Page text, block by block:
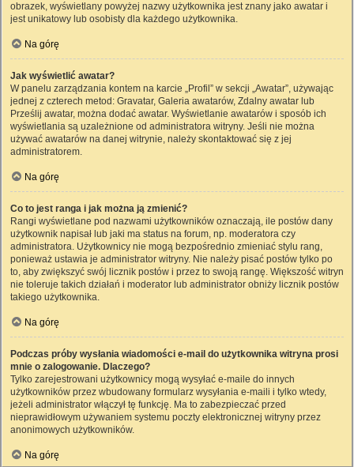
obrazek, wyświetlany powyżej nazwy użytkownika jest znany jako awatar i
jest unikatowy lub osobisty dla każdego użytkownika.
Na górę
Jak wyświetlić awatar?
W panelu zarządzania kontem na karcie „Profil” w sekcji „Awatar”, używając
jednej z czterech metod: Gravatar, Galeria awatarów, Zdalny awatar lub
Prześlij awatar, można dodać awatar. Wyświetlanie awatarów i sposób ich
wyświetlania są uzależnione od administratora witryny. Jeśli nie można
używać awatarów na danej witrynie, należy skontaktować się z jej
administratorem.
Na górę
Co to jest ranga i jak można ją zmienić?
Rangi wyświetlane pod nazwami użytkowników oznaczają, ile postów dany
użytkownik napisał lub jaki ma status na forum, np. moderatora czy
administratora. Użytkownicy nie mogą bezpośrednio zmieniać stylu rang,
ponieważ ustawia je administrator witryny. Nie należy pisać postów tylko po
to, aby zwiększyć swój licznik postów i przez to swoją rangę. Większość witryn
nie toleruje takich działań i moderator lub administrator obniży licznik postów
takiego użytkownika.
Na górę
Podczas próby wysłania wiadomości e-mail do użytkownika witryna prosi
mnie o zalogowanie. Dlaczego?
Tylko zarejestrowani użytkownicy mogą wysyłać e-maile do innych
użytkowników przez wbudowany formularz wysyłania e-maili i tylko wtedy,
jeżeli administrator włączył tę funkcję. Ma to zabezpieczać przed
nieprawidłowym używaniem systemu poczty elektronicznej witryny przez
anonimowych użytkowników.
Na górę